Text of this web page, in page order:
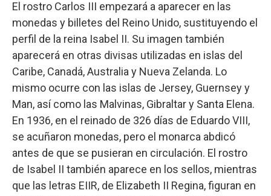
El rostro Carlos III empezará a aparecer en las
monedas y billetes del Reino Unido, sustituyendo el
perfil de la reina Isabel II. Su imagen también
aparecerá en otras divisas utilizadas en islas del
Caribe, Canadá, Australia y Nueva Zelanda. Lo
mismo ocurre con las islas de Jersey, Guernsey y
Man, así como las Malvinas, Gibraltar y Santa Elena.
En 1936, en el reinado de 326 días de Eduardo VIII,
se acuñaron monedas, pero el monarca abdicó
antes de que se pusieran en circulación. El rostro
de Isabel II también aparece en los sellos, mientras
que las letras EIIR, de Elizabeth II Regina, figuran en